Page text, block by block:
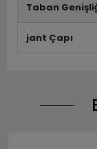
Taban
jant Çapı